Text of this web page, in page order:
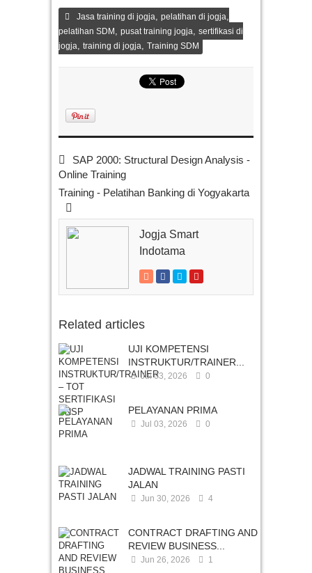
Jasa training di jogja, pelatihan di jogja,
pelatihan SDM , pusat training jogja, sertifikasi di
jogja, training di jogja, Training SDM
SAP 2000: Structural Design Analysis -
Online Training
Training - Pelatihan Banking di Yogyakarta
Jogja Smart
Indotama
Related articles
UJI KOMPETENSI
INSTRUKTUR/TRAINER...
Jul 03, 2026 0
PELAYANAN PRIMA
Jul 03, 2026 0
JADWAL TRAINING PASTI
JALAN
Jun 30, 2026 4
CONTRACT DRAFTING AND
REVIEW BUSINESS...
Jun 26, 2026 1